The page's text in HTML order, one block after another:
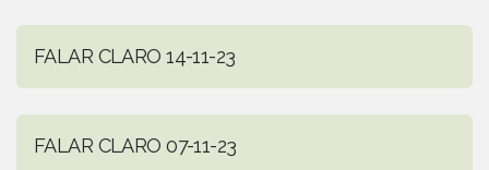
FALAR CLARO 14-11-23
FALAR CLARO 07-11-23